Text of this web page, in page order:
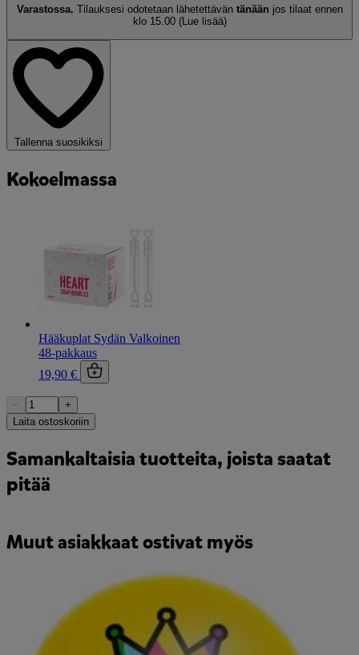
Varastossa. Tilauksesi odotetaan lähetettävän tänään jos tilaat ennen
klo 15.00 (Lue lisää)
Tallenna suosikiksi
Kokoelmassa
Hääkuplat Sydän Valkoinen
48-pakkaus
19,90 €
−
+
Laita ostoskoriin
Samankaltaisia tuotteita, joista saatat
pitää
Muut asiakkaat ostivat myös